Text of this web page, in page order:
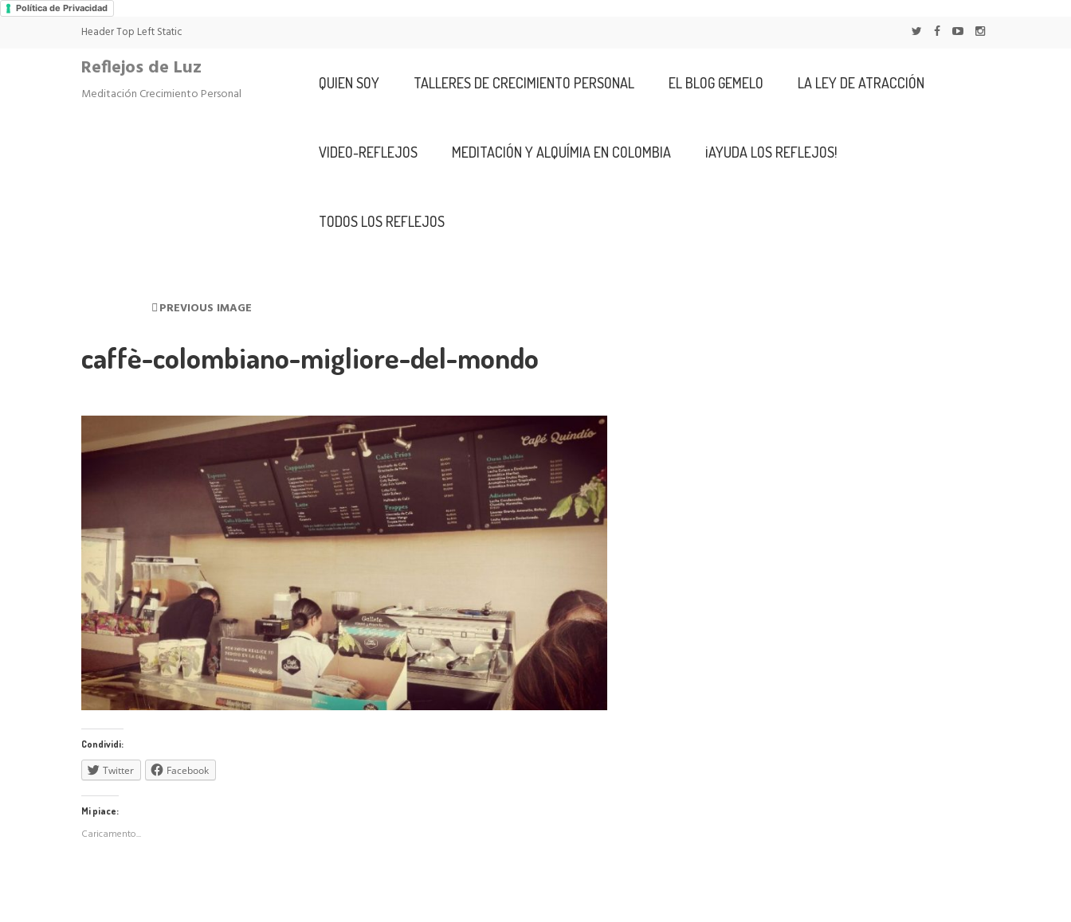
Política de Privacidad
Header Top Left Static
Reflejos de Luz
Meditación Crecimiento Personal
QUIEN SOY TALLERES DE CRECIMIENTO PERSONAL EL BLOG GEMELO LA LEY DE ATRACCIÓN
VIDEO-REFLEJOS MEDITACIÓN Y ALQUÍMIA EN COLOMBIA ¡AYUDA LOS REFLEJOS!
TODOS LOS REFLEJOS
PREVIOUS IMAGE
caffè-colombiano-migliore-del-mondo
Condividi:
Twitter Facebook
Mi piace:
Caricamento...